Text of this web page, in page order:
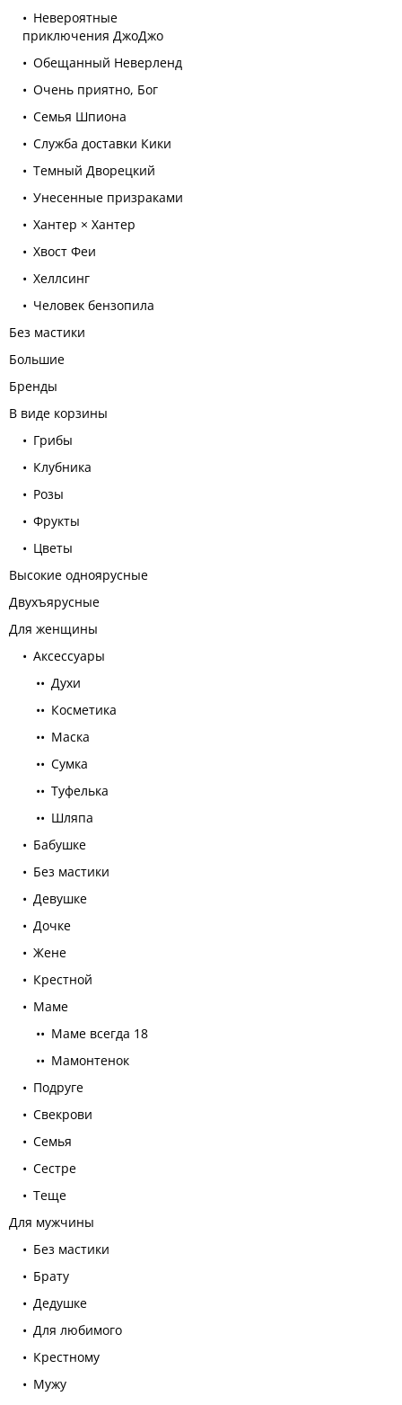
Невероятные
приключения ДжоДжо
Обещанный Неверленд
Очень приятно, Бог
Семья Шпиона
Служба доставки Кики
Темный Дворецкий
Унесенные призраками
Хантер × Хантер
Хвост Феи
Хеллсинг
Человек бензопила
Без мастики
Большие
Бренды
В виде корзины
Грибы
Клубника
Розы
Фрукты
Цветы
Высокие одноярусные
Двухъярусные
Для женщины
Аксессуары
Духи
Косметика
Маска
Сумка
Туфелька
Шляпа
Бабушке
Без мастики
Девушке
Дочке
Жене
Крестной
Маме
Маме всегда 18
Мамонтенок
Подруге
Свекрови
Семья
Сестре
Теще
Для мужчины
Без мастики
Брату
Дедушке
Для любимого
Крестному
Мужу